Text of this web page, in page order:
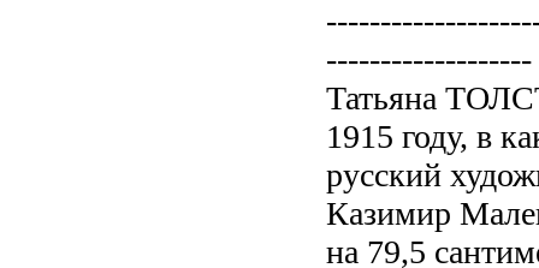
-------------------
Татьяна
1915 году, в
русский
Казимир
на 79,5